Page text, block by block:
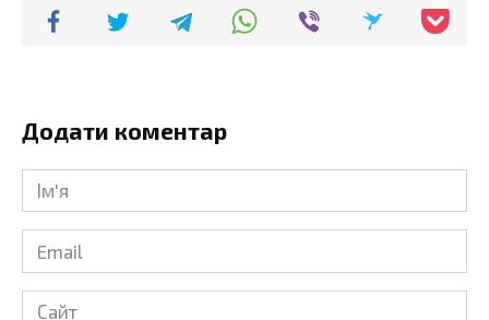
Додати коментар
Ім'я
Email
Сайт